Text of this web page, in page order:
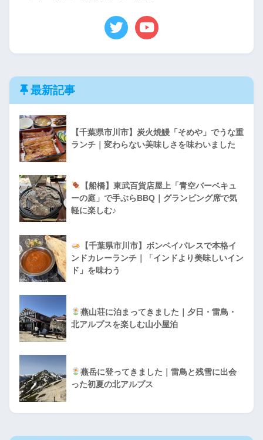
最新記事
【千葉県市川市】炭火焼鰻「そめや」でうな重
ランチ｜変わらない美味しさを味わいました
【船橋】東武百貨店屋上「青空バーベキュ
ーの庭」で手ぶらBBQ｜グランピング席で気
軽に楽しむ♪
【千葉県市川市】ボンベイパレスで本格イ
ンドカレーランチ｜「インドより美味しいイン
ド」を味わう
燕山荘に泊まってきました｜夕日・雷鳥・
北アルプスを楽しむ山小屋泊
燕岳に登ってきました｜雷鳥と残雪に出会
った初夏の北アルプス